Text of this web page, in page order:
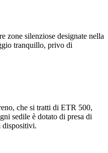
zone silenziose designate nella
tranquillo, privo di
che si tratti di ETR 500,
sedile è dotato di presa di
dispositivi.